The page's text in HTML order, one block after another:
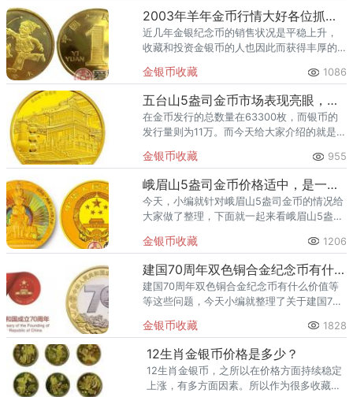
考验的时机。
2003年羊年金币行情大好各位抓好机会
近几年金银纪念币的销售状况是平稳上升，
收藏和投资金银币的人也因此而获得丰厚的
比较稳定的，金银纪念币也会一直占据重要
地位。
金银币收藏 1086
五台山5盎司金币市场表现亮眼，适合中长线投资
在金币发行的总数量在63300枚，而银币的
发行量则为11万。而今天给大家介绍的就是其
金银币收藏 955
峨眉山5盎司金币价格适中，是一枚不错的投资币种
今天，小编就针对峨眉山5盎司金币的情况给
大家做了整理，下面就一起来看峨眉山5盎司
眉山5盎司金币是否值得自己入手收藏。
金银币收藏 1206
建国70周年双色铜合金纪念币有什么价值？应该怎么获得？
建国70周年双色铜合金纪念币有什么价值等
等这些问题，今天小编就整理了关于建国70
解答疑惑。
金银币收藏 1828
12生肖金银币价格是多少？
12生肖金银币，之所以在价格方面持续稳定
上涨，有多方面因素。所以作为很多收藏